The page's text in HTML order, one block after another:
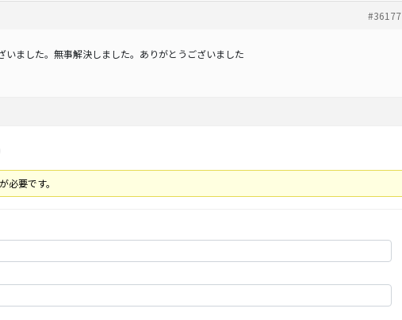
#36177
いました。無事解決しました。ありがとうございました
必要です。